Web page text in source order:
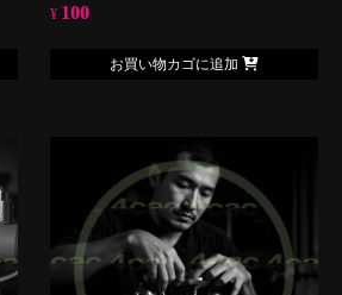
¥ 100
お買い物カゴに追加